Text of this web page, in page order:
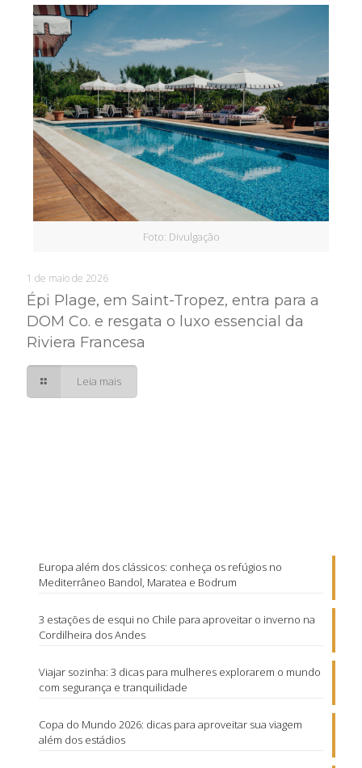
Foto: Divulgação
1 de maio de 2026
Épi Plage, em Saint-Tropez, entra para a
DOM Co. e resgata o luxo essencial da
Riviera Francesa
Leia mais
Europa além dos clássicos: conheça os refúgios no
Mediterrâneo Bandol, Maratea e Bodrum
3 estações de esqui no Chile para aproveitar o inverno na
Cordilheira dos Andes
Viajar sozinha: 3 dicas para mulheres explorarem o mundo
com segurança e tranquilidade
Copa do Mundo 2026: dicas para aproveitar sua viagem
além dos estádios